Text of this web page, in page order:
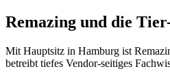
Remazing und die
Mit Hauptsitz in Hamburg ist
betreibt tiefes Vendor-seitiges